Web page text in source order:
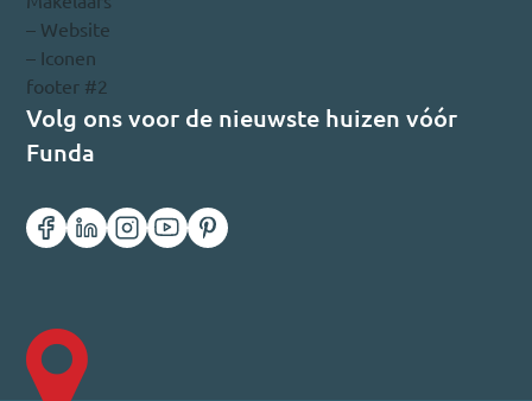
Volg ons voor de nieuwste huizen vóór
Funda